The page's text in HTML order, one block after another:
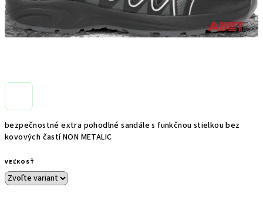
bezpečnostné extra pohodlné sandále s funkčnou stielkou bez
kovových častí NON METALIC
VEĽKOSŤ